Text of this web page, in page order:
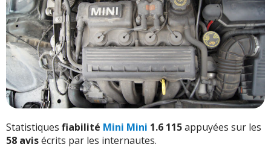
Statistiques fiabilité Mini Mini 1.6 115appuyées sur les
58 avisécrits par les internautes.